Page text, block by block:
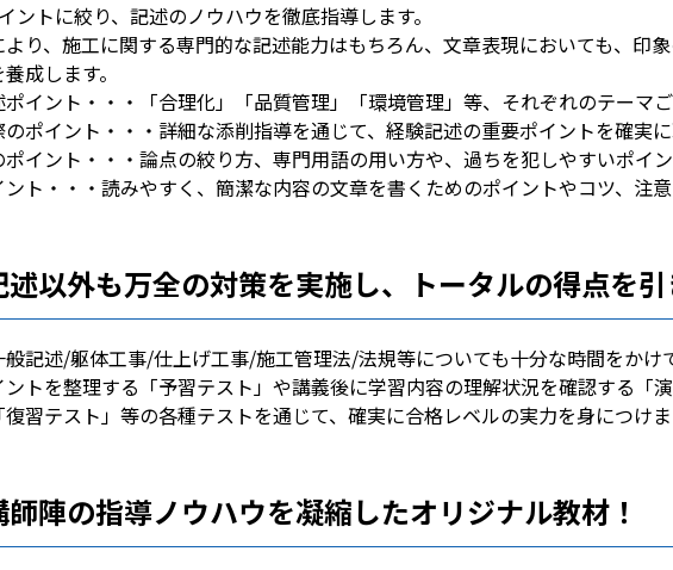
ントに絞り、記述のノウハウを徹底指導します。
り、施工に関する専門的な記述能力はもちろん、文章表現においても、印
成します。
ポイント・・・「合理化」「品質管理」「環境管理」等、それぞれのテーマ
のポイント・・・詳細な添削指導を通じて、経験記述の重要ポイントを確実
ポイント・・・論点の絞り方、専門用語の用い方や、過ちを犯しやすいポイ
ント・・・読みやすく、簡潔な内容の文章を書くためのポイントやコツ、注
述以外も万全の対策を実施し、トータルの得点を
記述/躯体工事/仕上げ工事/施工管理法/法規等についても十分な時間をかけ
ントを整理する「予習テスト」や講義後に学習内容の理解状況を確認する「
習テスト」等の各種テストを通じて、確実に合格レベルの実力を身につけ
陣の指導ノウハウを凝縮したオリジナル教材！